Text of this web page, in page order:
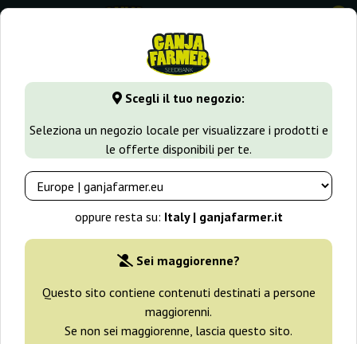
⭐ -40% Varietà a crescita rapida ⭐
⏰ 2 giorni 08:38:54
Scegli il tuo negozio:
Seleziona un negozio locale per visualizzare i prodotti e
le offerte disponibili per te.
oppure resta su: Italy | ganjafarmer.it
Sei maggiorenne?
Questo sito contiene contenuti destinati a persone
maggiorenni.
Se non sei maggiorenne, lascia questo sito.
0
GanjaFarmer.it Varietà di Cannabis Bubble Gum
Bubble Gum Semi
Ordinamento
+ omaggi